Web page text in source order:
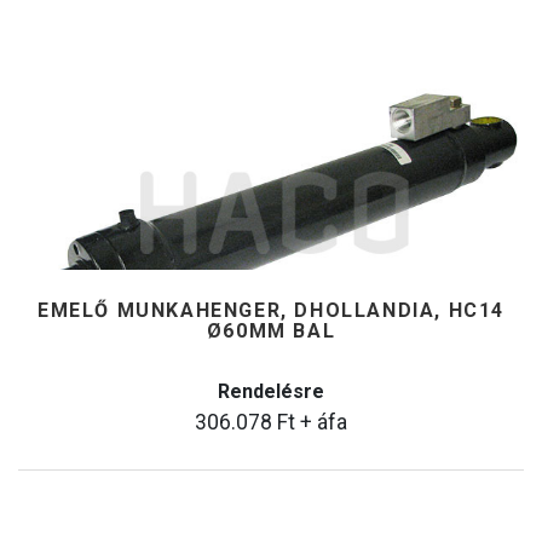
EMELŐ MUNKAHENGER, DHOLLANDIA, HC14
Ø60MM BAL
Rendelésre
306.078 Ft + áfa